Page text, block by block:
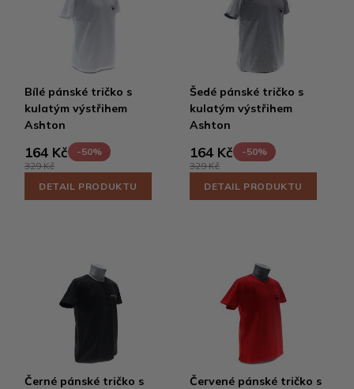
Bílé pánské tričko s
kulatým výstřihem
Ashton
164 Kč
-50%
329 Kč
DETAIL PRODUKTU
Šedé pánské tričko s
kulatým výstřihem
Ashton
164 Kč
-50%
329 Kč
DETAIL PRODUKTU
Černé pánské tričko s
Červené pánské tričko s